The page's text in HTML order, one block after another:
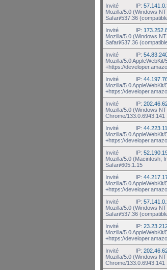
Invité IP:
Mozilla/5.0 (Windows
Safari/537.36
Invité IP:
Mozilla/5.0 (Windows
Safari/537.36
Invité IP:
Mozilla/5.0
+https://
Invité IP:
Mozilla/5.0
+https://
Invité IP:
Mozilla/5.0 (Windows
Chrome/133.0.6943.141
Invité IP:
Mozilla/5.0
+https://
Invité IP:
Mozilla/5.0 (Macintosh;
Safari/605.1.15
Invité IP:
Mozilla/5.0
+https://
Invité IP:
Mozilla/5.0 (Windows
Safari/537.36
Invité IP:
Mozilla/5.0
+https://
Invité IP:
Mozilla/5.0 (Windows
Chrome/133.0.6943.141